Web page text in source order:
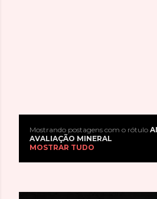
o
s
Mostrando postagens com o rótulo
AVALIAÇÃO MINERAL
MOSTRAR TUDO